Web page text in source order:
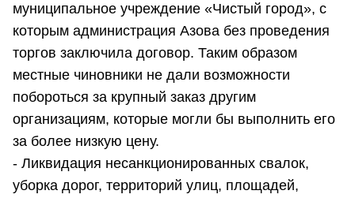
муниципальное учреждение «Чистый город», с
которым администрация Азова без проведения
торгов заключила договор. Таким образом
местные чиновники не дали возможности
побороться за крупный заказ другим
организациям, которые могли бы выполнить его
за более низкую цену.
- Ликвидация несанкционированных свалок,
уборка дорог, территорий улиц, площадей,